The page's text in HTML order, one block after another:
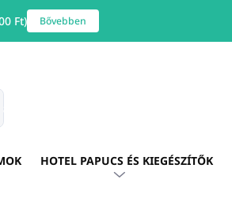
Ft) Bővebben
HOTEL PAPUCS ÉS KIEGÉSZÍTŐK